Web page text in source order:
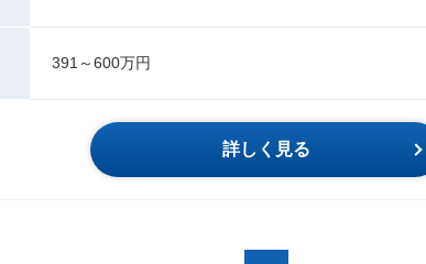
391～600万円
詳しく見る